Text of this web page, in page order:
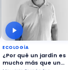
ECOLOGÍA
¿Por qué un jardín es
mucho más que un